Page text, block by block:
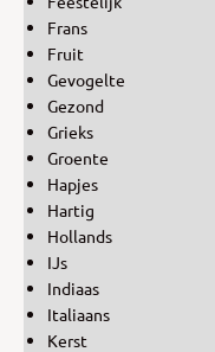
Frans
Fruit
Gevogelte
Gezond
Grieks
Groente
Hapjes
Hartig
Hollands
IJs
Indiaas
Italiaans
Kerst